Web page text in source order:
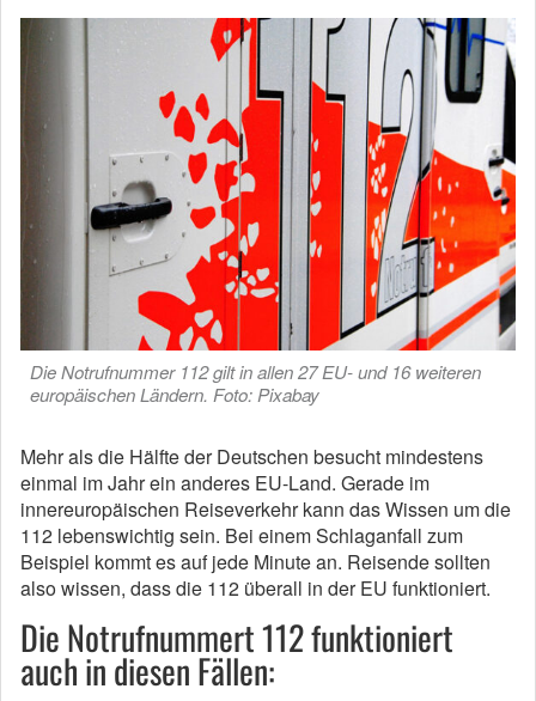
Die Notrufnummer 112 gilt in allen 27 EU- und 16 weiteren
europäischen Ländern. Foto: Pixabay
Mehr als die Hälfte der Deutschen besucht mindestens
einmal im Jahr ein anderes EU-Land. Gerade im
innereuropäischen Reiseverkehr kann das Wissen um die
112 lebenswichtig sein. Bei einem Schlaganfall zum
Beispiel kommt es auf jede Minute an. Reisende sollten
also wissen, dass die 112 überall in der EU funktioniert.
Die Notrufnummert 112 funktioniert
auch in diesen Fällen: